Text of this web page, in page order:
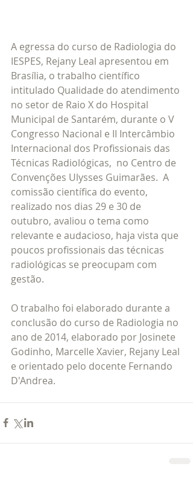
A egressa do curso de Radiologia do
IESPES, Rejany Leal apresentou em
Brasília, o trabalho científico
intitulado Qualidade do atendimento
no setor de Raio X do Hospital
Municipal de Santarém, durante o V
Congresso Nacional e II Intercâmbio
Internacional dos Profissionais das
Técnicas Radiológicas,  no Centro de
Convenções Ulysses Guimarães.  A
comissão científica do evento,
realizado nos dias 29 e 30 de
outubro, avaliou o tema como
relevante e audacioso, haja vista que
poucos profissionais das técnicas
radiológicas se preocupam com
gestão.
O trabalho foi elaborado durante a
conclusão do curso de Radiologia no
ano de 2014, elaborado por Josinete
Godinho, Marcelle Xavier, Rejany Leal
e orientado pelo docente Fernando
D'Andrea.